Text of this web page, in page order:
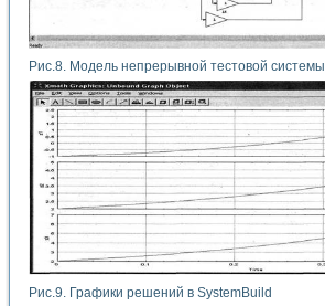
Рис.8. Модель непрерывной тестовой системы
Рис.9. Графики решений в SystemBuild